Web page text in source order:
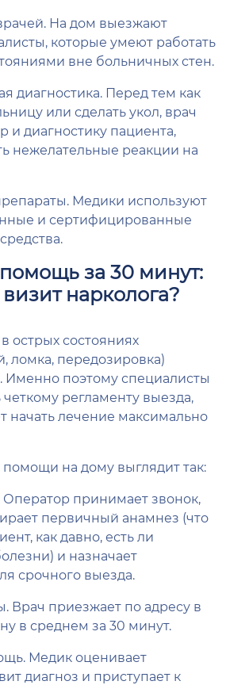
На дом выезжают
которые умеют работать
вне больничных стен.
диагностика. Перед тем как
или сделать укол, врач
и диагностику пациента,
нежелательные реакции на
Медики используют
и сертифицированные
за 30 минут:
нарколога?
острых состояниях
ломка, передозировка)
Именно поэтому специалисты
регламенту выезда,
начать лечение максимально
на дому выглядит так:
принимает звонок,
первичный анамнез (что
как давно, есть ли
и назначает
срочного выезда.
Врач приезжает по адресу в
в среднем за 30 минут.
Медик оценивает
диагноз и приступает к